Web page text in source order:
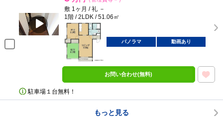
敷 1ヶ月 / 礼 －
1階 / 2LDK / 51.06㎡
パノラマ 動画あり
お問い合わせ(無料)
駐車場１台無料！
もっと見る